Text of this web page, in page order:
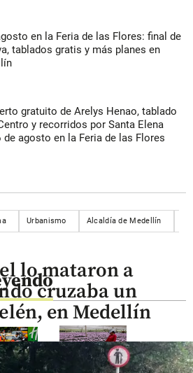
en la Feria de las Flores: final de
tablados gratis y más planes en
gratuito de Arelys Henao, tablado
y recorridos por Santa Elena
de agosto en la Feria de las Flores
Urbanismo Alcaldía de Medellín
lo mataron a
cruzaba un
en Medellín